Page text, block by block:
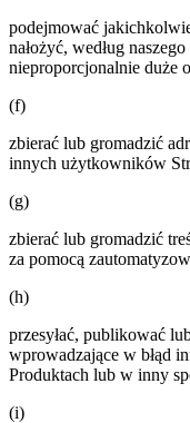
podejmować
nałożyć, według
nieproporcjonalnie duże
(f)
zbierać lub gromadzić
innych użytkowników
(g)
zbierać lub gromadzić
za pomocą
(h)
przesyłać, publikować
wprowadzające w błąd
Produktach lub w inny
(i)